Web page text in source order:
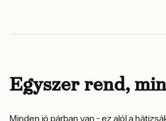
Egyszer rend,
Minden jó párban van - ez alól a